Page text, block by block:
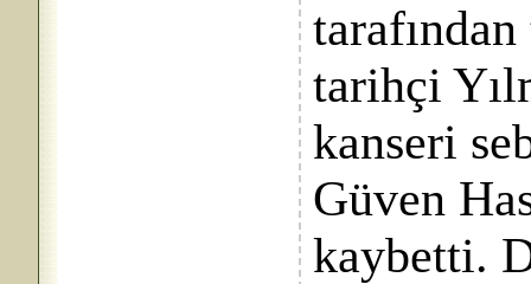
tarafından
tarihçi
kanseri
Güven
kaybetti.